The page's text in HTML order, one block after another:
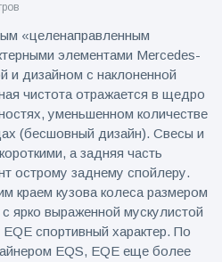
«целенаправленным
элементами Mercedes-
и дизайном с наклоненной
чистота отражается в щедро
уменьшенном количестве
(бесшовный дизайн). Свесы и
а задняя часть
острому заднему спойлеру.
краем кузова колеса размером
ярко выраженной мускулистой
спортивный характер. По
EQS, EQE еще более